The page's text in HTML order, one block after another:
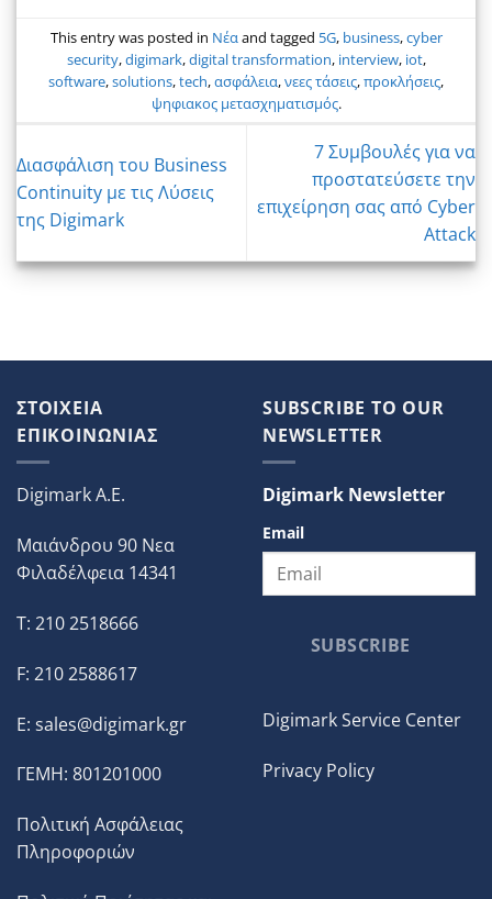
This entry was posted in Νέαand tagged 5G, business,cyber
security,digimark,digital transformation, interview, iot,
software,solutions,tech,ασφάλεια,νεες τάσεις,προκλήσεις,
ψηφιακος μετασχηματισμός.
Διασφάλιση του Business
Continuity με τις Λύσεις
της Digimark
7 Συμβουλές για να
προστατεύσετε την
επιχείρηση σας από Cyber
Attack
ΣΤΟΙΧΕΙΑ
ΕΠΙΚΟΙΝΩΝΙΑΣ
Digimark A.E.
Μαιάνδρου 90 Νεα
Φιλαδέλφεια 14341
T: 210 2518666
F: 210 2588617
E: sales@digimark.gr
ΓΕΜΗ: 801201000
Πολιτική Ασφάλειας
Πληροφοριών
SUBSCRIBE TO OUR
NEWSLETTER
Digimark Newsletter
Email
SUBSCRIBE
Digimark Service Center
Privacy Policy